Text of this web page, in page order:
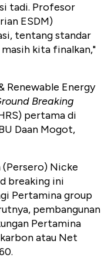
tadi. Profesor
ESDM)
tentang standar
kita finalkan,"
Renewable Energy
Breaking
pertama di
Daan Mogot,
Nicke
breaking ini
Pertamina group
pembangunan
Pertamina
atau Net